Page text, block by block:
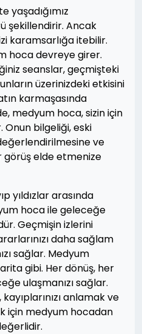
yaşadığımız
şekillendirir. Ancak
karamsarlığa itebilir.
hoca devreye girer.
seanslar, geçmişteki
üzerinizdeki etkisini
karmaşasında
medyum hoca, sizin için
Onun bilgeliği, eski
ve
elde etmenize
yıldızlar arasında
hoca ile geleceğe
Geçmişin izlerini
daha sağlam
sağlar. Medyum
gibi. Her dönüş, her
ulaşmanızı sağlar.
anlamak ve
için medyum hocadan